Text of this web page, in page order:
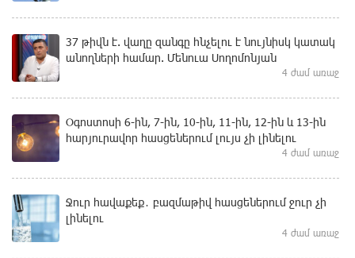
37 թիվն է. վաղը զանգը հնչելու է նույնիսկ կատակ
անողների համար. Մենուա Սողոմոնյան
4 ժամ առաջ
Օգոստոսի 6-ին, 7-ին, 10-ին, 11-ին, 12-ին և 13-ին
հարյուրավոր հասցեներում լույս չի լինելու
4 ժամ առաջ
Ջուր հավաքեք․ բազմաթիվ հասցեներում ջուր չի
լինելու
4 ժամ առաջ